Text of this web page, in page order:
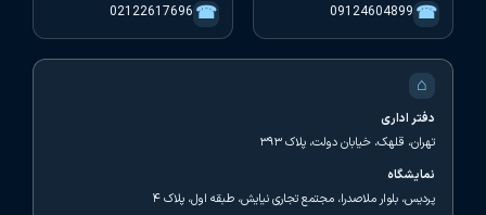
☎
09124604899
☎
02122617696
⌂
دفتر اداری
تهران، قلهک، خیابان دولت، پلاک ۳۹۳
نمایشگاه
پردیس، بلوار ملاصدرا، مجتمع تجاری نیایش، طبقه اول، پلاک ۴